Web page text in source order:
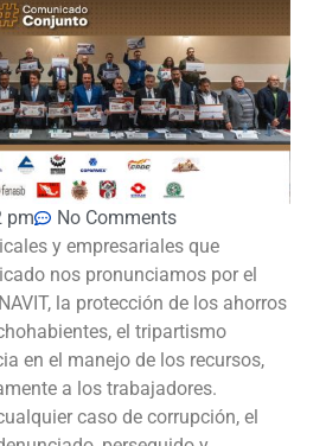
pm
No Comments
y empresariales que
nos pronunciamos por el
la protección de los ahorros
el tripartismo
en el manejo de los recursos,
a los trabajadores.
caso de corrupción, el